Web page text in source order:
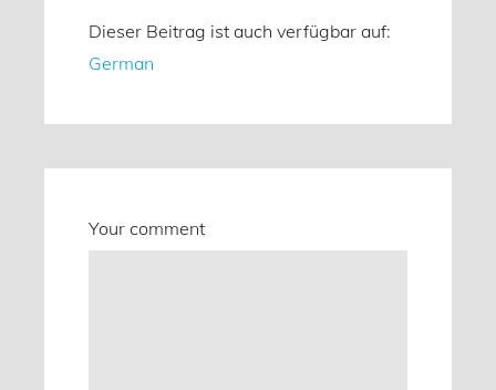
Dieser Beitrag ist auch verfügbar auf:
German
Your comment